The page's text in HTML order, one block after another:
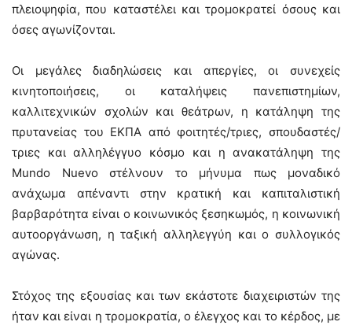
πλειοψηφία, που καταστέλει και τρομοκρατεί όσους και
όσες αγωνίζονται.
Οι μεγάλες διαδηλώσεις και απεργίες, οι συνεχείς
κινητοποιήσεις, οι καταλήψεις πανεπιστημίων,
καλλιτεχνικών σχολών και θεάτρων, η κατάληψη της
πρυτανείας του ΕΚΠΑ από φοιτητές/τριες, σπουδαστές/
τριες και αλληλέγγυο κόσμο και η ανακατάληψη της
Mundo Nuevo στέλνουν το μήνυμα πως μοναδικό
ανάχωμα απέναντι στην κρατική και καπιταλιστική
βαρβαρότητα είναι ο κοινωνικός ξεσηκωμός, η κοινωνική
αυτοοργάνωση, η ταξική αλληλεγγύη και ο συλλογικός
αγώνας.
Στόχος της εξουσίας και των εκάστοτε διαχειριστών της
ήταν και είναι η τρομοκρατία, ο έλεγχος και το κέρδος, με